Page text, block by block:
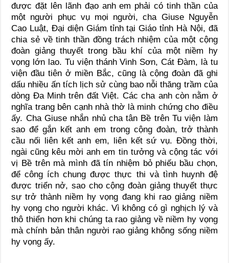
được đặt lên lãnh đạo anh em phải có tinh thần của
một người phục vụ mọi người, cha Giuse Nguyễn
Cao Luật, Đại diện Giám tỉnh tại Giáo tỉnh Hà Nội, đã
chia sẻ về tinh thần đồng trách nhiệm của một cộng
đoàn giảng thuyết trong bầu khí của một niềm hy
vọng lớn lao. Tu viện thánh Vinh Sơn, Cát Đàm, là tu
viện đầu tiên ở miền Bắc, cũng là cộng đoàn đã ghi
dấu nhiều ấn tích lịch sử cùng bao nỗi thăng trầm của
dòng Đa Minh trên đất Việt. Các cha anh còn nằm ở
nghĩa trang bên cạnh nhà thờ là minh chứng cho điều
ấy. Cha Giuse nhắn nhủ cha tân Bề trên Tu viện làm
sao để gắn kết anh em trong cộng đoàn, trở thành
cầu nối liên kết anh em, liên kết sứ vụ. Đồng thời,
ngài cũng kêu mời anh em tin tưởng và cộng tác với
vị Bề trên mà mình đã tín nhiệm bỏ phiếu bầu chọn,
để công ích chung được thực thi và tình huynh đệ
được triển nở, sao cho cộng đoàn giảng thuyết thực
sự trở thành niềm hy vọng đang khi rao giảng niềm
hy vọng cho người khác. Vì không có gì nghịch lý và
thô thiển hơn khi chúng ta rao giảng về niềm hy vọng
mà chính bản thân người rao giảng không sống niềm
hy vọng ấy.